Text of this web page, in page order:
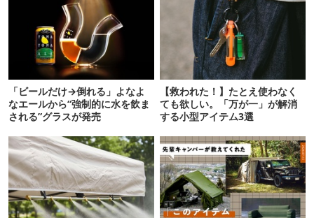
「ビールだけ→倒れる」よなよ
なエールから“強制的に水を飲ま
される”グラスが発売
【救われた！】たとえ使わなく
ても欲しい。「万が一」が解消
する小型アイテム3選